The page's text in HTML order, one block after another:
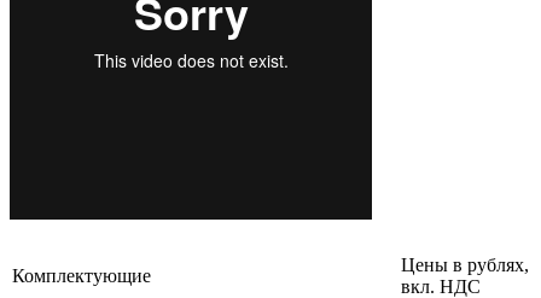
Комплектующие
Цены в рублях,
вкл. НДС